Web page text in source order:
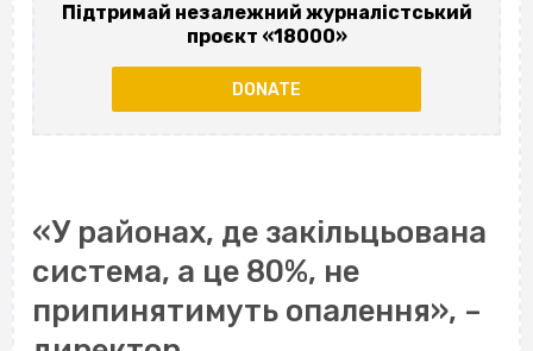
Підтримай незалежний журналістський
проєкт «18000»
DONATE
«У районах, де закільцьована
система, а це 80%, не
припинятимуть опалення», –